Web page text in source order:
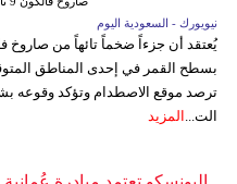
نيويورك - السعودية اليوم
بسطح القمر في إحدى المناطق
ترصد موقع الاصطدام وتؤكد وقوعه
الت... المزيد